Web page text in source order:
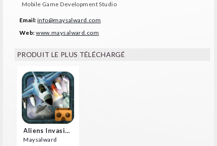
Mobile Game Development Studio
Email:info@maysalward.com
Web:www.maysalward.com
PRODUIT LE PLUS TÉLÉCHARGÉ
Aliens Invasion VR
Maysalward